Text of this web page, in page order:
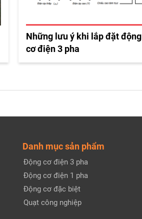
Những lưu ý khi lắp đặt động
cơ điện 3 pha
Danh mục sản phẩm
Động cơ điện 3 pha
Động cơ điện 1 pha
Động cơ đặc biệt
Quạt công nghiệp